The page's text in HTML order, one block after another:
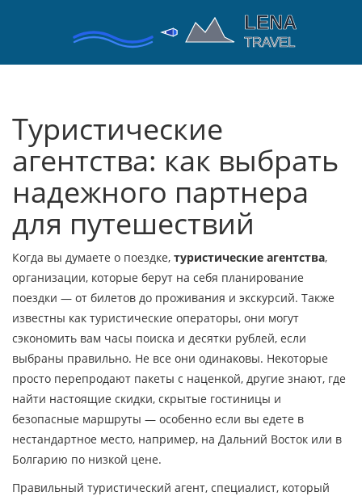
Туристические
агентства: как выбрать
надежного партнера
для путешествий
Когда вы думаете о поездке, туристические агентства,
организации, которые берут на себя планирование
поездки — от билетов до проживания и экскурсий. Также
известны как туристические операторы, они могут
сэкономить вам часы поиска и десятки рублей, если
выбраны правильно. Не все они одинаковы. Некоторые
просто перепродают пакеты с наценкой, другие знают, где
найти настоящие скидки, скрытые гостиницы и
безопасные маршруты — особенно если вы едете в
нестандартное место, например, на Дальний Восток или в
Болгарию по низкой цене.
Правильный туристический агент, специалист, который